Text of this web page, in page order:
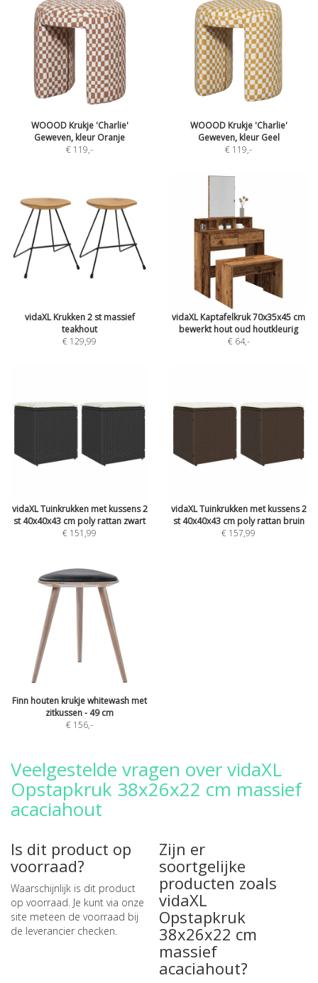
WOOOD Krukje 'Charlie'
Geweven, kleur Oranje
€ 119,-
WOOOD Krukje 'Charlie'
Geweven, kleur Geel
€ 119,-
vidaXL Krukken 2 st massief
teakhout
€ 129,99
vidaXL Kaptafelkruk 70x35x45 cm
bewerkt hout oud houtkleurig
€ 64,-
vidaXL Tuinkrukken met kussens 2
st 40x40x43 cm poly rattan zwart
€ 151,99
vidaXL Tuinkrukken met kussens 2
st 40x40x43 cm poly rattan bruin
€ 157,99
Finn houten krukje whitewash met
zitkussen - 49 cm
€ 156,-
Veelgestelde vragen over vidaXL
Opstapkruk 38x26x22 cm massief
acaciahout
Is dit product op
voorraad?
Waarschijnlijk is dit product
op voorraad. Je kunt via onze
site meteen de voorraad bij
de leverancier checken.
Zijn er
soortgelijke
producten zoals
vidaXL
Opstapkruk
38x26x22 cm
massief
acaciahout?